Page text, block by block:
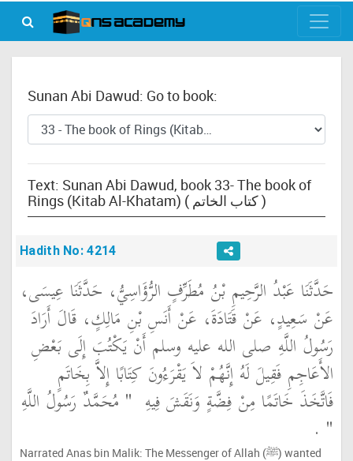
Sunan Abi Dawud: Go to book:
Text: Sunan Abi Dawud, book 33- The book of
Rings (Kitab Al-Khatam) ( كتاب الخاتم )
Hadith No: 4214
حَدَّثَنَا عَبْدُ الرَّحِيمِ بْنُ مُطَرِّفٍ الرُّؤَاسِيُّ، حَدَّثَنَا عِيسَى،
عَنْ سَعِيدٍ، عَنْ قَتَادَةَ، عَنْ أَنَسِ بْنِ مَالِكٍ، قَالَ أَرَادَ
رَسُولُ اللَّهِ صلى الله عليه وسلم أَنْ يَكْتُبَ إِلَى بَعْضِ
الأَعَاجِمِ فَقِيلَ لَهُ إِنَّهُمْ لاَ يَقْرَءُونَ كِتَابًا إِلاَّ بِخَاتَمٍ
فَاتَّخَذَ خَاتَمًا مِنْ فِضَّةٍ وَنَقَشَ فِيهِ ‏ "‏ مُحَمَّدٌ رَسُولُ اللَّهِ
‏"
‏ ‏.‏
Narrated Anas bin Malik: The Messenger of Allah (ﷺ) wanted